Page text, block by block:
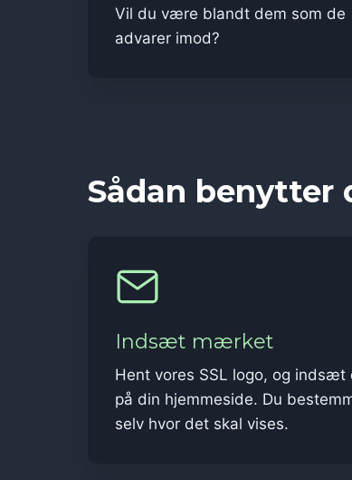
Vil du være blandt dem som de
advarer imod?
Sådan benytter
Indsæt mærket
Hent vores SSL logo, og indsæt
på din hjemmeside. Du
selv hvor det skal vises.